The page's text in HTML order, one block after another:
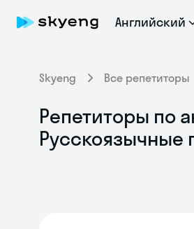
Английский
Skyeng Все репетиторы
Репетиторы по
Русскоязычные